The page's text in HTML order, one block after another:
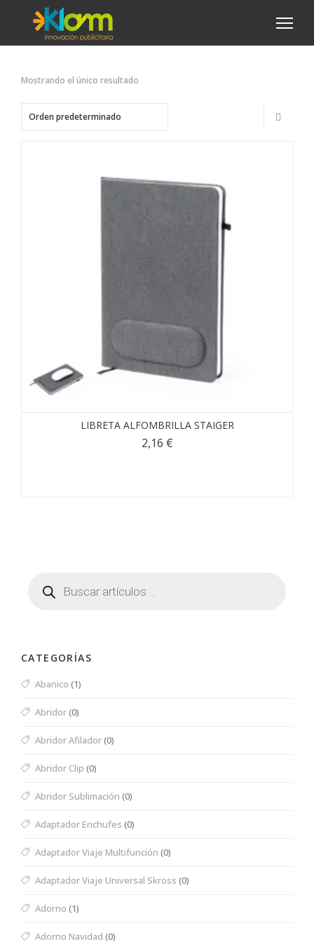
Mostrando el único resultado
LIBRETA ALFOMBRILLA STAIGER
2,16 €
CATEGORÍAS
Abanico (1)
Abridor(0)
Abridor Afilador(0)
Abridor Clip (0)
Abridor Sublimación (0)
Adaptador Enchufes (0)
Adaptador Viaje Multifunción (0)
Adaptador Viaje Universal Skross (0)
Adorno (1)
Adorno Navidad (0)